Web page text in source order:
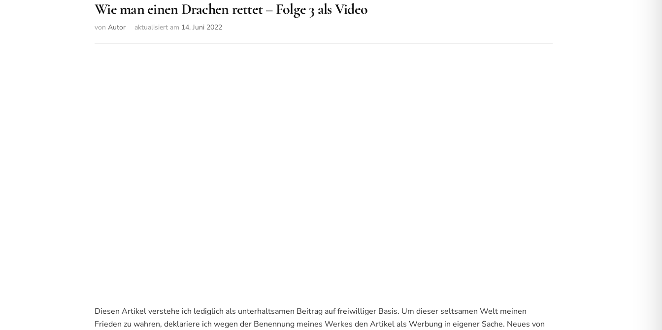
Wie man einen Drachen rettet – Folge 3 als Video
von Autor aktualisiert am 14. Juni 2022
Diesen Artikel verstehe ich lediglich als unterhaltsamen Beitrag auf freiwilliger Basis. Um dieser seltsamen Welt meinen
Frieden zu wahren, deklariere ich wegen der Benennung meines Werkes den Artikel als Werbung in eigener Sache. Neues von